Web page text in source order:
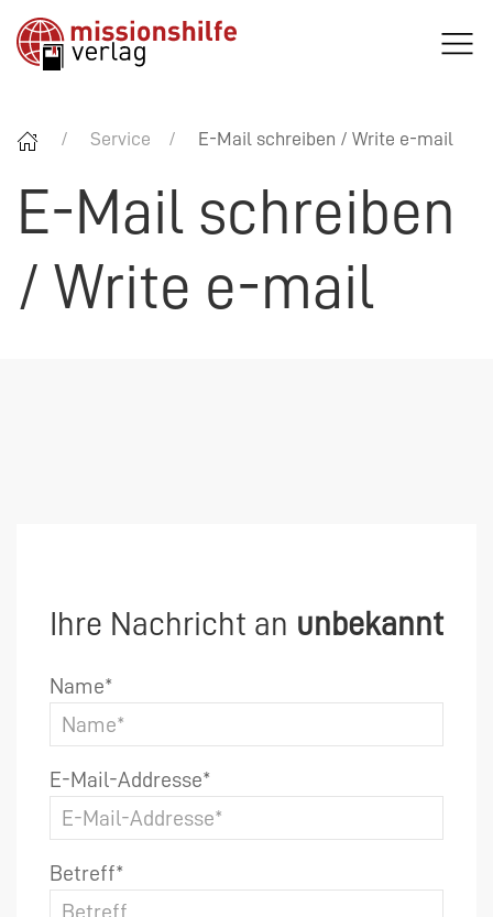
Service E-Mail schreiben / Write e-mail
E-Mail schreiben
/ Write e-mail
Ihre Nachricht an unbekannt
Name*
E-Mail-Addresse*
Betreff*